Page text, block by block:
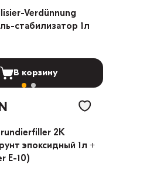
Verdünnung
стабилизатор 1л
В корзину
2K
эпоксидный 1л +
E-10)